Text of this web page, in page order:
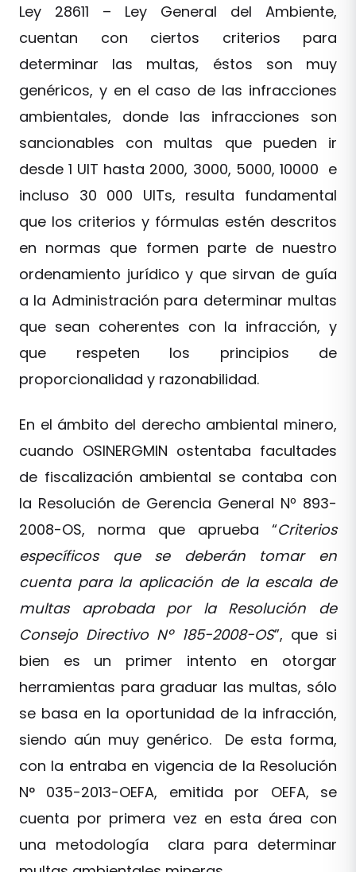
Ley 28611 – Ley General del Ambiente,
cuentan con ciertos criterios para
determinar las multas, éstos son muy
genéricos, y en el caso de las infracciones
ambientales, donde las infracciones son
sancionables con multas que pueden ir
desde 1 UIT hasta 2000, 3000, 5000, 10000 e
incluso 30 000 UITs, resulta fundamental
que los criterios y fórmulas estén descritos
en normas que formen parte de nuestro
ordenamiento jurídico y que sirvan de guía
a la Administración para determinar multas
que sean coherentes con la infracción, y
que respeten los principios de
proporcionalidad y razonabilidad.
En el ámbito del derecho ambiental minero,
cuando OSINERGMIN ostentaba facultades
de fiscalización ambiental se contaba con
la Resolución de Gerencia General Nº 893-
2008-OS, norma que aprueba “Criterios
específicos que se deberán tomar en
cuenta para la aplicación de la escala de
multas aprobada por la Resolución de
Consejo Directivo Nº 185-2008-OS”, que si
bien es un primer intento en otorgar
herramientas para graduar las multas, sólo
se basa en la oportunidad de la infracción,
siendo aún muy genérico. De esta forma,
con la entraba en vigencia de la Resolución
N° 035-2013-OEFA, emitida por OEFA, se
cuenta por primera vez en esta área con
una metodología clara para determinar